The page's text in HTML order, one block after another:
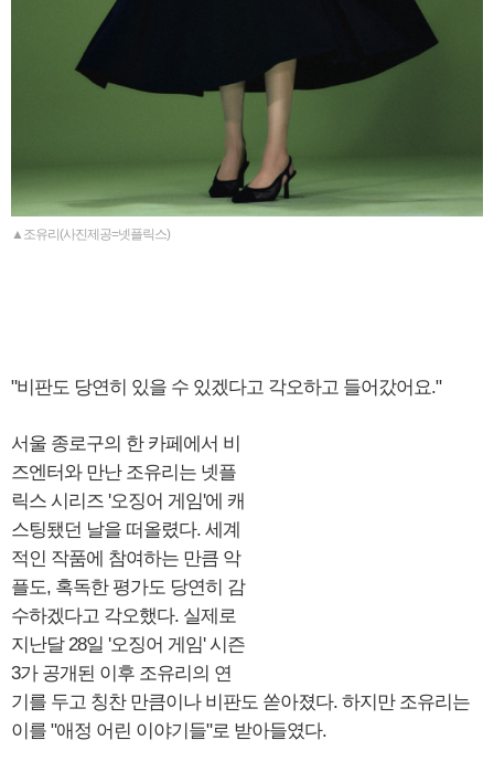
▲조유리(사진제공=넷플릭스)
"비판도 당연히 있을 수 있겠다고 각오하고 들어갔어요."
서울 종로구의 한 카페에서 비
즈엔터와 만난 조유리는 넷플
릭스 시리즈 '오징어 게임'에 캐
스팅됐던 날을 떠올렸다. 세계
적인 작품에 참여하는 만큼 악
플도, 혹독한 평가도 당연히 감
수하겠다고 각오했다. 실제로
지난달 28일 '오징어 게임' 시즌
3가 공개된 이후 조유리의 연
기를 두고 칭찬 만큼이나 비판도 쏟아졌다. 하지만 조유리는
이를 "애정 어린 이야기들"로 받아들였다.